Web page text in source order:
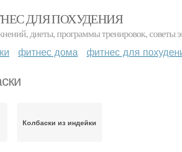
ДЛЯ ПОХУДЕНИЯ
диеты, программы тренировок, советы
фитнес дома фитнес для
Колбаски из индейки